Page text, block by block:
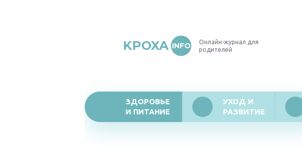
KPOXA INFO
Онлайн-журнал для
родителей
ЗДОРОВЬЕ
И ПИТАНИЕ
УХОД И
РАЗВИТИЕ